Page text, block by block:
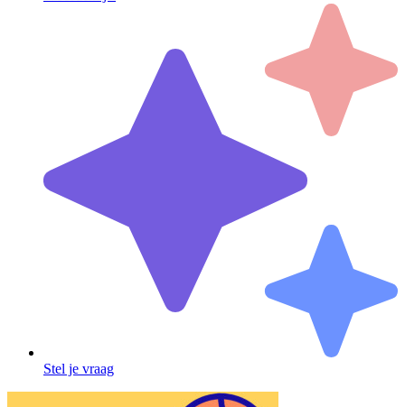
Stel je vraag